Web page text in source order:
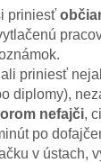
priniesť
priniesť
diplomy),
nefajči,
po
v ústach,